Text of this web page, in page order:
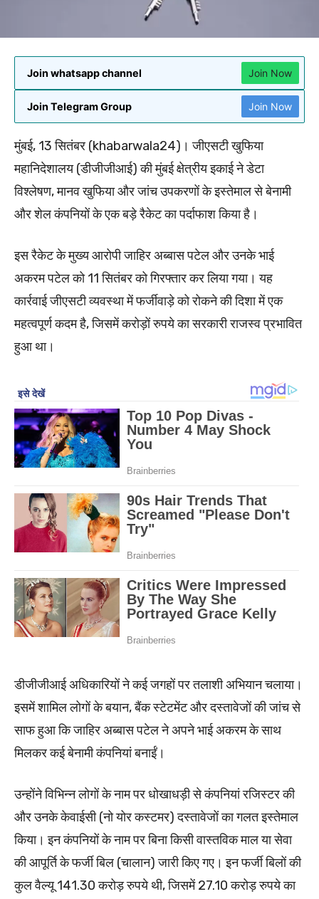
Join whatsapp channel Join Now
Join Telegram Group Join Now
मुंबई, 13 सितंबर (khabarwala24)। जीएसटी खुफिया
महानिदेशालय (डीजीजीआई) की मुंबई क्षेत्रीय इकाई ने डेटा
विश्लेषण, मानव खुफिया और जांच उपकरणों के इस्तेमाल से बेनामी
और शेल कंपनियों के एक बड़े रैकेट का पर्दाफाश किया है।
इस रैकेट के मुख्य आरोपी जाहिर अब्बास पटेल और उनके भाई
अकरम पटेल को 11 सितंबर को गिरफ्तार कर लिया गया। यह
कार्रवाई जीएसटी व्यवस्था में फर्जीवाड़े को रोकने की दिशा में एक
महत्वपूर्ण कदम है, जिसमें करोड़ों रुपये का सरकारी राजस्व प्रभावित
हुआ था।
डीजीजीआई अधिकारियों ने कई जगहों पर तलाशी अभियान चलाया।
इसमें शामिल लोगों के बयान, बैंक स्टेटमेंट और दस्तावेजों की जांच से
साफ हुआ कि जाहिर अब्बास पटेल ने अपने भाई अकरम के साथ
मिलकर कई बेनामी कंपनियां बनाईं।
उन्होंने विभिन्न लोगों के नाम पर धोखाधड़ी से कंपनियां रजिस्टर की
और उनके केवाईसी (नो योर कस्टमर) दस्तावेजों का गलत इस्तेमाल
किया। इन कंपनियों के नाम पर बिना किसी वास्तविक माल या सेवा
की आपूर्ति के फर्जी बिल (चालान) जारी किए गए। इन फर्जी बिलों की
कुल वैल्यू 141.30 करोड़ रुपये थी, जिसमें 27.10 करोड़ रुपये का